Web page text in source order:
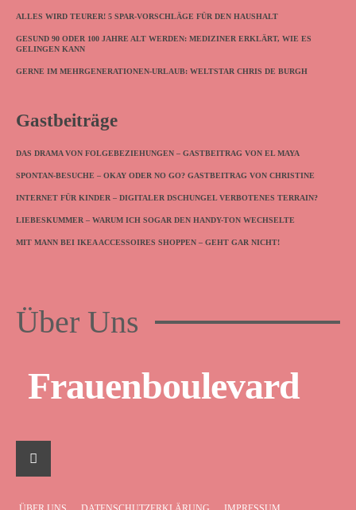
ALLES WIRD TEURER! 5 SPAR-VORSCHLÄGE FÜR DEN HAUSHALT
GESUND 90 ODER 100 JAHRE ALT WERDEN: MEDIZINER ERKLÄRT, WIE ES
GELINGEN KANN
GERNE IM MEHRGENERATIONEN-URLAUB: WELTSTAR CHRIS DE BURGH
Gastbeiträge
DAS DRAMA VON FOLGEBEZIEHUNGEN – GASTBEITRAG VON EL MAYA
SPONTAN-BESUCHE – OKAY ODER NO GO? GASTBEITRAG VON CHRISTINE
INTERNET FÜR KINDER – DIGITALER DSCHUNGEL VERBOTENES TERRAIN?
LIEBESKUMMER – WARUM ICH SOGAR DEN HANDY-TON WECHSELTE
MIT MANN BEI IKEA ACCESSOIRES SHOPPEN – GEHT GAR NICHT!
Über Uns
Frauenboulevard